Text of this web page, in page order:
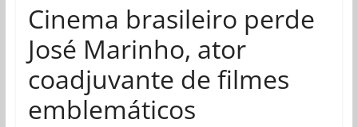
Cinema brasileiro perde
José Marinho, ator
coadjuvante de filmes
emblemáticos